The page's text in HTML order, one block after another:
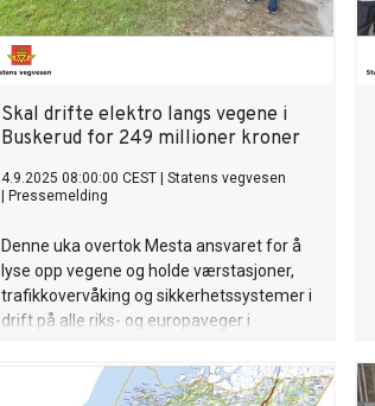
Skal drifte elektro langs vegene i
Buskerud for 249 millioner kroner
4.9.2025 08:00:00 CEST
Statens vegvesen
Pressemelding
Denne uka overtok Mesta ansvaret for å
lyse opp vegene og holde værstasjoner,
trafikkovervåking og sikkerhetssystemer i
drift på alle riks- og europaveger i